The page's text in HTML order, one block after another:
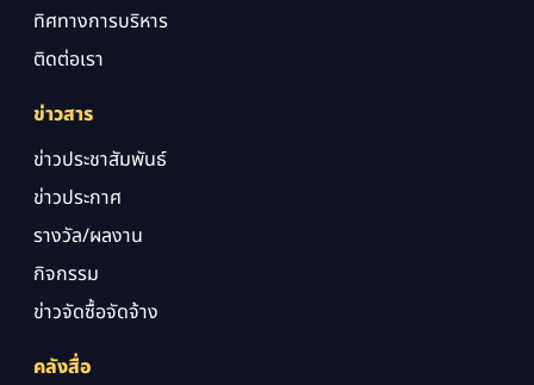
ทิศทางการบริหาร
ติดต่อเรา
ข่าวสาร
ข่าวประชาสัมพันธ์
ข่าวประกาศ
รางวัล/ผลงาน
กิจกรรม
ข่าวจัดซื้อจัดจ้าง
คลังสื่อ